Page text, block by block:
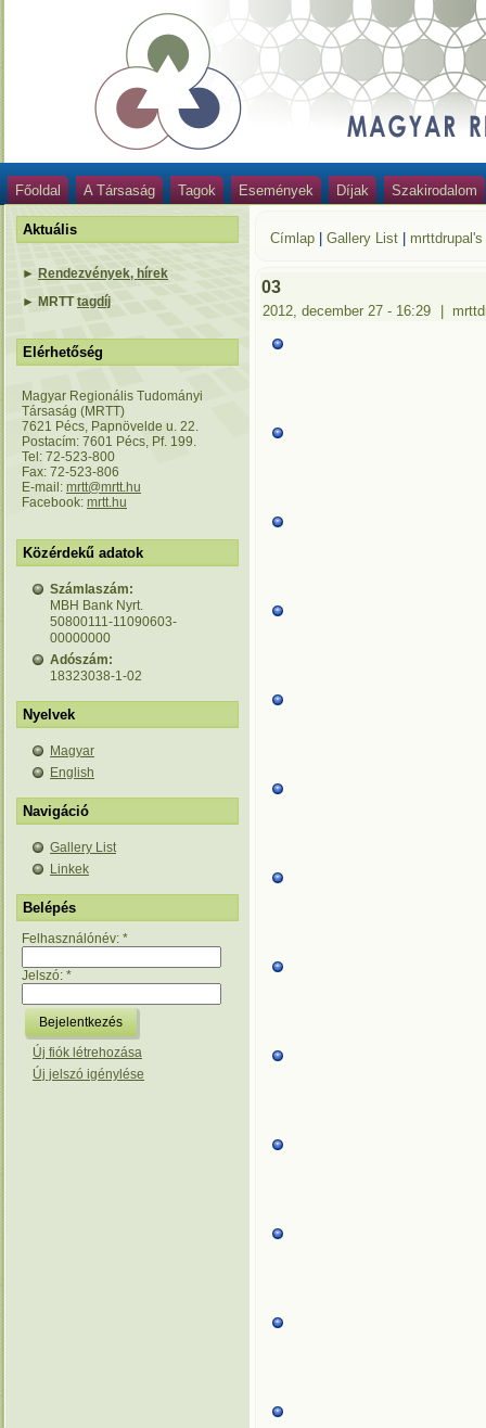
Főoldal A Társaság Tagok Események Díjak Szakirodalom
Aktuális
► Rendezvények, hírek
► MRTTtagdíj
Elérhetőség
Magyar Regionális Tudományi
Társaság (MRTT)
7621 Pécs, Papnövelde u. 22.
Postacím: 7601 Pécs, Pf. 199.
Tel: 72-523-800
Fax: 72-523-806
E-mail: mrtt@mrtt.hu
Facebook: mrtt.hu
Közérdekű adatok
Számlaszám:
MBH Bank Nyrt.
50800111-11090603-
00000000
Adószám:
18323038-1-02
Nyelvek
Magyar
English
Navigáció
Gallery List
Linkek
Belépés
Felhasználónév: *
Jelszó: *
Új fiók létrehozása
Új jelszó igénylése
Címlap |Gallery List
03
2012, december 27 - 16:29